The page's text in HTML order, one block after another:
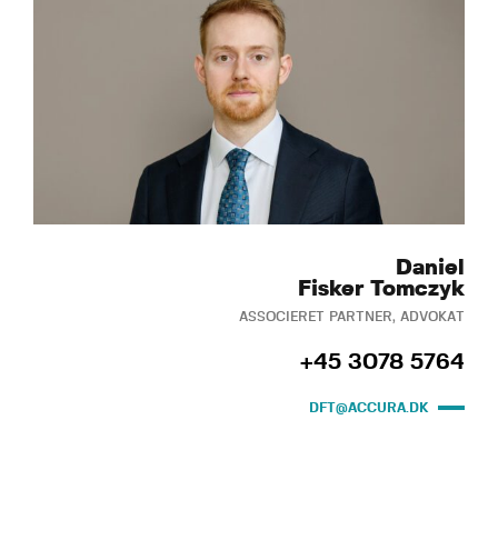
Daniel
Fisker Tomczyk
ASSOCIERET PARTNER, ADVOKAT
+45 3078 5764
DFT@ACCURA.DK